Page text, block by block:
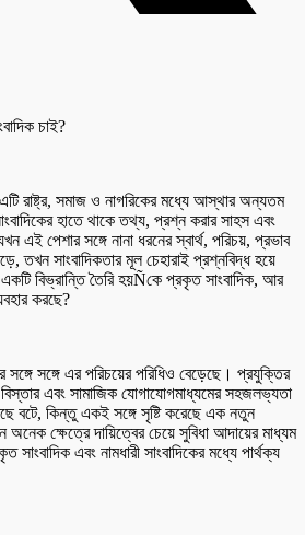
রাষ্ট্র, সমাজ ও নাগরিকের মধ্যে আস্থার অন্যতম
হাতে থাকে তথ্য, প্রশ্ন করার সাহস এবং
এই পেশার সঙ্গে নানা ধরনের স্বার্থ, পরিচয়, প্রভাব
তখন সাংবাদিকতার মূল চেহারাই প্রশ্নবিদ্ধ হয়ে
বিভ্রান্তি তৈরি হয়Ñকে প্রকৃত সাংবাদিক, আর
করছে?
সঙ্গে সঙ্গে এর পরিচয়ের পরিধিও বেড়েছে। প্রযুক্তির
এবং সামাজিক যোগাযোগমাধ্যমের সহজলভ্যতা
বটে, কিন্তু একই সঙ্গে সৃষ্টি করেছে এক নতুন
অনেক ক্ষেত্রে দায়িত্বের চেয়ে সুবিধা আদায়ের মাধ্যম
এবং নামধারী সাংবাদিকের মধ্যে পার্থক্য